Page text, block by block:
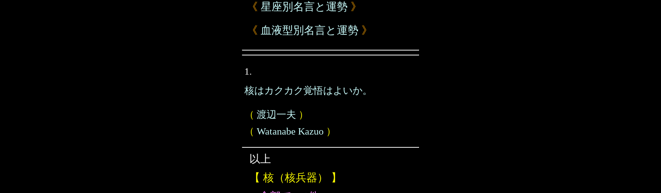
《 星座別名言と運勢 》
《 血液型別名言と運勢 》
1.
核はカクカク覚悟はよいか。
（ 渡辺一夫 ）
（ Watanabe Kazuo ）
以上
【 核（核兵器） 】